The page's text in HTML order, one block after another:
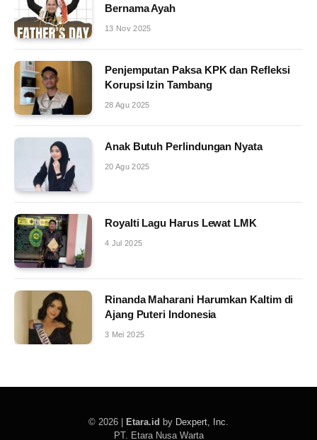
Bernama Ayah
13 Nov 2025
Penjemputan Paksa KPK dan Refleksi
Korupsi Izin Tambang
28 Agu 2025
Anak Butuh Perlindungan Nyata
20 Agu 2025
Royalti Lagu Harus Lewat LMK
4 Jul 2025
Rinanda Maharani Harumkan Kaltim di
Ajang Puteri Indonesia
3 Mei 2025
© 2026 | Etara.id by Dexpert, Inc
PT. Etara Nusa Warta